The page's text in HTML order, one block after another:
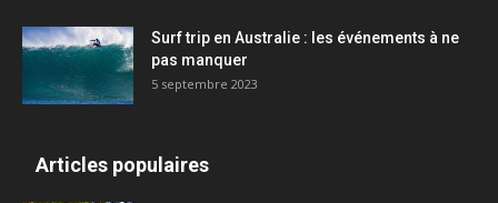
Surf trip en Australie : les événements à ne
pas manquer
5 septembre 2023
Articles populaires